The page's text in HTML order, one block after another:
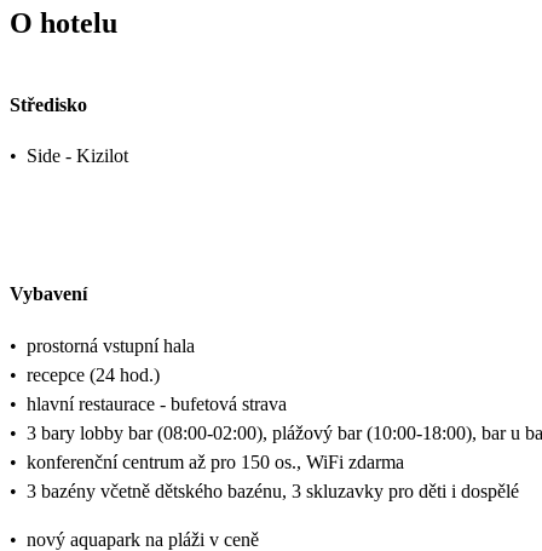
O hotelu
Středisko
• Side - Kizilot
Vybavení
• prostorná vstupní hala
• recepce (24 hod.)
• hlavní restaurace - bufetová strava
• 3 bary lobby bar (08:00-02:00), plážový bar (10:00-18:00), bar u
• konferenční centrum až pro 150 os., WiFi zdarma
• 3 bazény včetně dětského bazénu, 3 skluzavky pro děti i dospělé
• nový aquapark na pláži v ceně